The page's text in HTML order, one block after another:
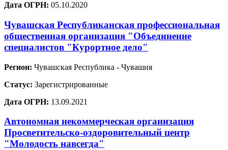
Дата ОГРН: 05.10.2020
Чувашская Республиканская профессиональная
общественная организация "Объединение
специалистов "Курортное дело"
Регион: Чувашская Республика - Чувашия
Статус: Зарегистрированные
Дата ОГРН: 13.09.2021
Автономная некоммерческая организация
Просветительско-оздоровительный центр
"Молодость навсегда"